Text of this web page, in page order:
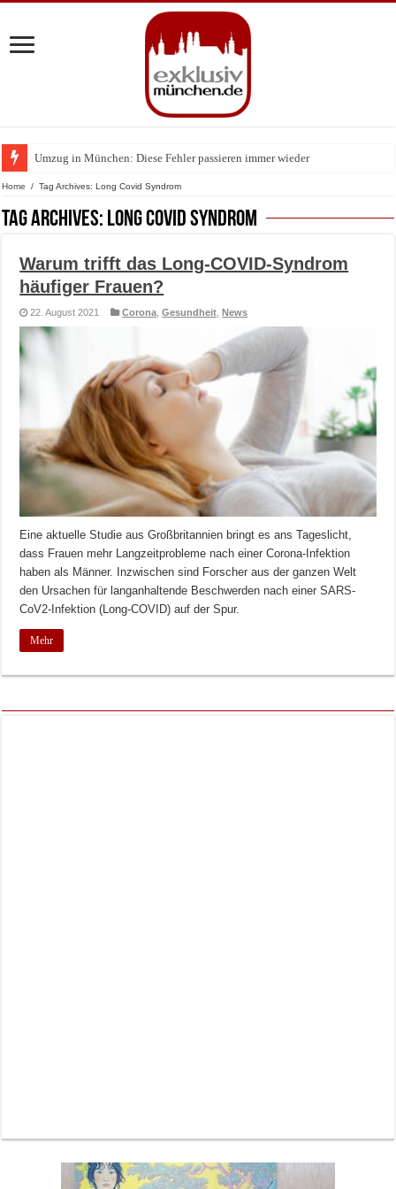
Umzug in München: Diese Fehler passieren immer wieder
Zu Gast im Fränk’ness: Sternekoch Alexander Herrmann lädt krebskranke
Home / Tag Archives: Long Covid Syndrom
Tag Archives: Long Covid Syndrom
Warum trifft das Long-COVID-Syndrom
häufiger Frauen?
22. August 2021 Corona ,Gesundheit ,News
Eine aktuelle Studie aus Großbritannien bringt es ans Tageslicht,
dass Frauen mehr Langzeitprobleme nach einer Corona-Infektion
haben als Männer. Inzwischen sind Forscher aus der ganzen Welt
den Ursachen für langanhaltende Beschwerden nach einer SARS-
CoV2-Infektion (Long-COVID) auf der Spur.
Mehr